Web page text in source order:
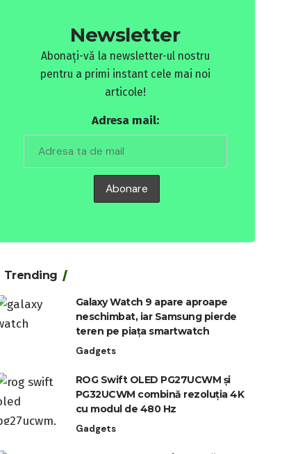
Newsletter
Abonați-vă la newsletter-ul nostru
pentru a primi instant cele mai noi
articole!
Adresa mail:
Trending
Galaxy Watch 9 apare aproape
neschimbat, iar Samsung pierde
teren pe piața smartwatch
Gadgets
ROG Swift OLED PG27UCWM și
PG32UCWM combină rezoluția 4K
cu modul de 480 Hz
Gadgets